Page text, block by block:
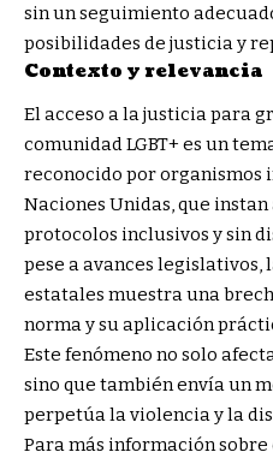
sin un seguimiento
posibilidades de justicia y
Contexto y relevancia
El acceso a la justicia para
comunidad LGBT+ es un
reconocido por organismos
Naciones Unidas, que
protocolos inclusivos y sin
pese a avances
estatales muestra una
norma y su aplicación
Este fenómeno no solo
sino que también envía un
perpetúa la violencia y la
Para más información